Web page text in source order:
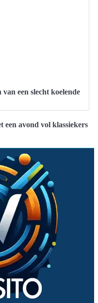
een slecht koelende
een avond vol klassiekers